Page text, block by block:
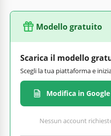
Modello gratuito
Scarica il modello
Scegli la tua piattaforma e
Modifica in
Nessun account